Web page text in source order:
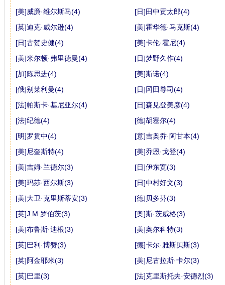
[美]威廉·维尔斯马(4)
[日]田中贡太郎(4)
[英]迪克·威尔逊(4)
[美]霍华德·马克斯(4)
[日]古贺史健(4)
[美]卡伦·霍尼(4)
[美]米尔顿·弗里德曼(4)
[日]梦野久作(4)
[加]陈思进(4)
[美]斯诺(4)
[俄]别莱利曼(4)
[日]冈田尊司(4)
[法]帕斯卡·基尼亚尔(4)
[日]森见登美彦(4)
[法]纪德(4)
[德]胡塞尔(4)
[明]罗贯中(4)
[意]吉奥乔·阿甘本(4)
[美]尼奎斯特(4)
[美]乔恩·戈登(4)
[美]吉姆·兰德尔(3)
[日]伊东宽(3)
[美]玛莎·西尔斯(3)
[日]中村好文(3)
[美]大卫·克里斯蒂安(3)
[德]贝多芬(3)
[英]J.M.罗伯茨(3)
[奥]斯·茨威格(3)
[美]布鲁斯·迪根(3)
[美]奥尔科特(3)
[英]巴利·博赞(3)
[德]卡尔·雅斯贝斯(3)
[英]阿金耶米(3)
[美]尼古拉斯·卡尔(3)
[英]巴里(3)
[法]克里斯托夫·安德烈(3)